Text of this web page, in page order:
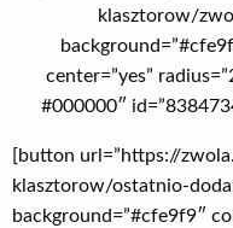
klasztorow/
center=”yes”
#000000″
[button url=”https://
klasztorow/ostatnio-
background=”#cfe9f9″